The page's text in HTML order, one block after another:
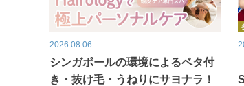
2026.08.06
シンガポールの環境によるベタ付
き・抜け毛・うねりにサヨナラ！